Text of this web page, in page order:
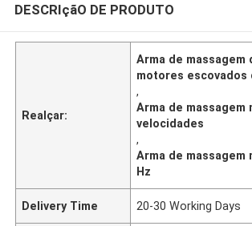
DESCRIçãO DE PRODUTO
Realçar:
Arma de massagem
motores escovados
,
Arma de massagem
velocidades
,
Arma de massagem
Hz
Delivery Time 20-30 Working Days